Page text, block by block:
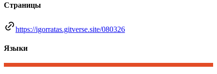
Страницы
https://igorratas.gitverse.site/080326
Языки